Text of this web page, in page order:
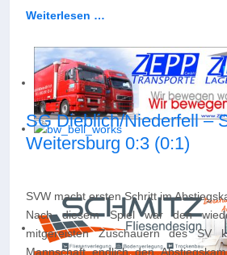
Weiterlesen …
SG Dieblich/Niederfell –
Weitersburg 0:3 (0:1)
SVW macht ersten Schritt im
Nach diesem Spiel war den
mitgereisten Zuschauern des SV
Mannschaft endlich den